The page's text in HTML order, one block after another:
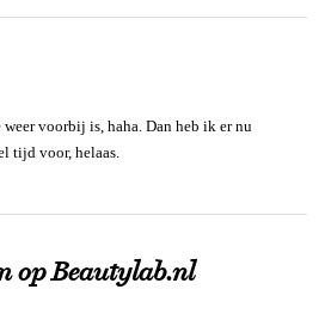
voorbij is, haha. Dan heb ik er nu
tijd voor, helaas.
op Beautylab.nl